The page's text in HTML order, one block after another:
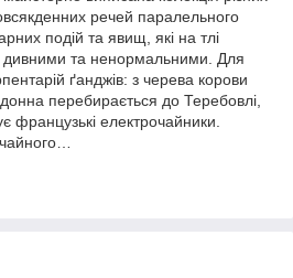
речей паралельного
подій та явищ, які на тлі
дивними та ненормальними. Для
ґанджів: з черева корови
перебирається до Теребовлі,
французькі електрочайники.